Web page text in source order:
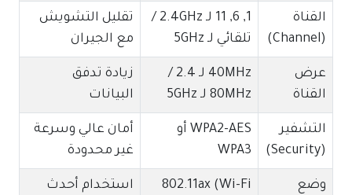
القناة
(Channel)
1, 6, 11 لـ 2.4GHz /
تلقائي لـ 5GHz
تقليل التشويش
مع الجيران
عرض
القناة
40MHz لـ 2.4 /
80MHz لـ 5GHz
زيادة تدفق
البيانات
التشفير
(Security)
WPA2-AES أو
WPA3
أمان عالي وسرعة
غير محدودة
وضع
802.11ax (Wi-Fi
استخدام أحدث